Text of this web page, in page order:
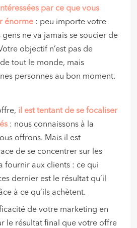
par ce que vous
énorme : peu importe votre
ne va jamais se soucier de
objectif n’est pas de
tout le monde, mais
personnes au bon moment.
il est tentant de se focaliser
: nous connaissons à la
offrons. Mais il est
de se concentrer sur les
fournir aux clients : ce qui
dernier est le résultat qu’il
à ce qu’ils achètent.
de votre marketing en
le résultat final que votre offre